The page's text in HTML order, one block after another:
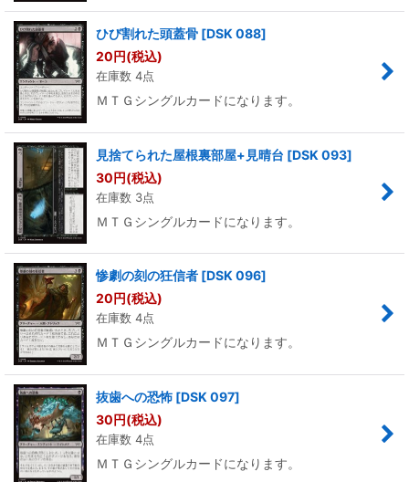
ひび割れた頭蓋骨 [DSK 088]
20円(税込)
在庫数 4点
ＭＴＧシングルカードになります。
見捨てられた屋根裏部屋+見晴台 [DSK 093]
30円(税込)
在庫数 3点
ＭＴＧシングルカードになります。
惨劇の刻の狂信者 [DSK 096]
20円(税込)
在庫数 4点
ＭＴＧシングルカードになります。
抜歯への恐怖 [DSK 097]
30円(税込)
在庫数 4点
ＭＴＧシングルカードになります。